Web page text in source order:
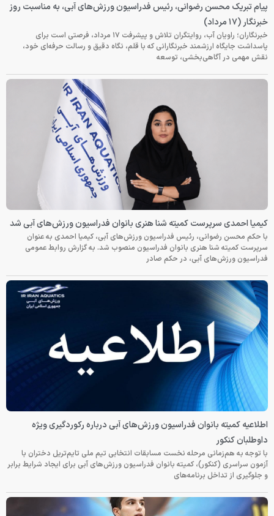
پیام تبریک محسن رضوانی، رئیس فدراسیون ورزش‌های آبی، به مناسبت روز
خبرنگار (۱۷ مرداد)
خبرنگاران؛ راویان آب، روایتگران تلاش و پیشرفت ۱۷ مرداد، فرصتی است برای
پاسداشت جایگاه ارزشمند خبرنگارانی که با قلم، نگاه دقیق و رسالت حرفه‌ای خود،
نقش مهمی در آگاهی‌بخشی، توسعه
کیمیا احمدی سرپرست کمیته شنا هنری بانوان فدراسیون ورزش‌های آبی شد
با حکم محسن رضوانی، رئیس فدراسیون ورزش‌های آبی، کیمیا احمدی به عنوان
سرپرست کمیته شنا هنری بانوان فدراسیون منصوب شد. به گزارش روابط عمومی
فدراسیون ورزش‌های آبی، در حکم صادر
اطلاعیه کمیته بانوان فدراسیون ورزش‌های آبی درباره رکوردگیری ویژه
داوطلبان کنکور
با توجه به هم‌زمانی مرحله نخست مسابقات انتخابی تیم ملی تایم‌تریل دختران با
آزمون سراسری (کنکور)، کمیته بانوان فدراسیون ورزش‌های آبی برای ایجاد شرایط برابر
و جلوگیری از تداخل برنامه‌های